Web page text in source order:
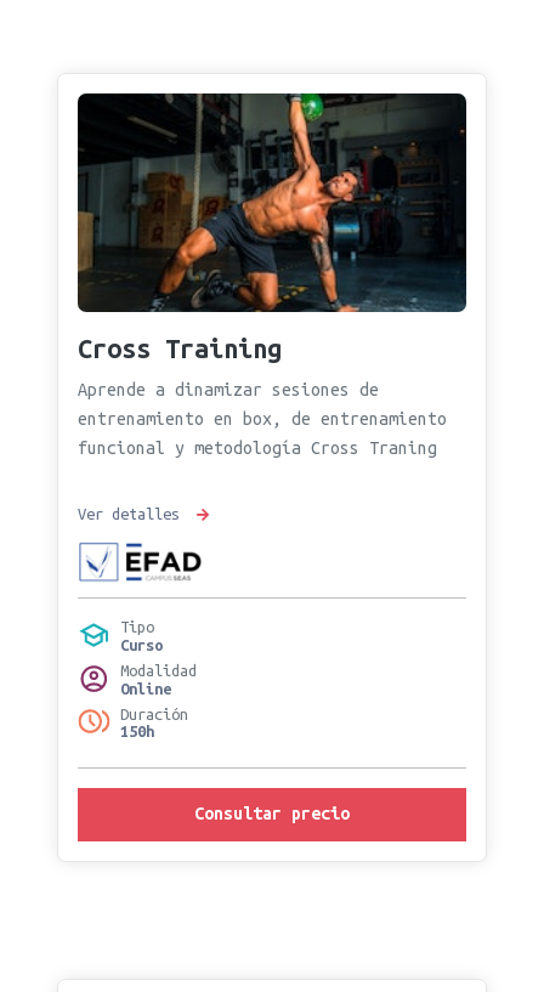
Cross Training
Aprende a dinamizar sesiones de
entrenamiento en box, de entrenamiento
funcional y metodología Cross Traning
Ver detalles
Tipo
Curso
Modalidad
Online
Duración
150h
Consultar precio